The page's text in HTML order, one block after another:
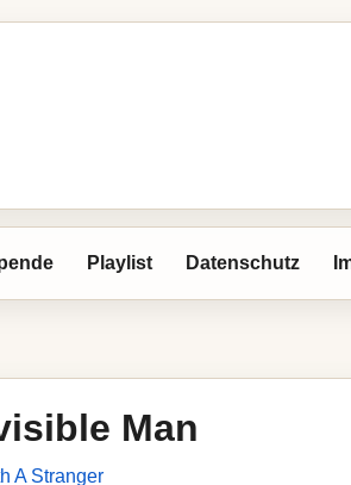
Playlist Datenschutz
Man
A Stranger